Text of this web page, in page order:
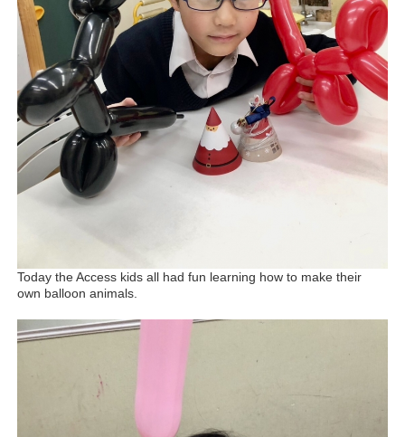
Today the Access kids all had fun learning how to make their
own balloon animals.